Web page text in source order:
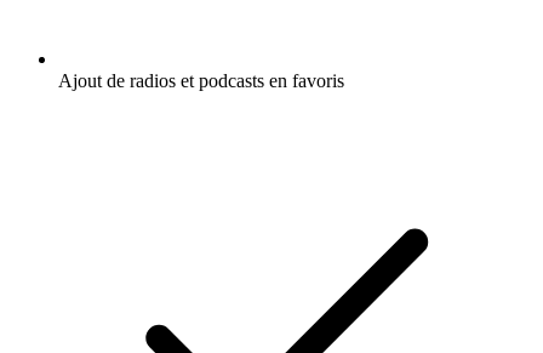
Ajout de radios et podcasts en favoris